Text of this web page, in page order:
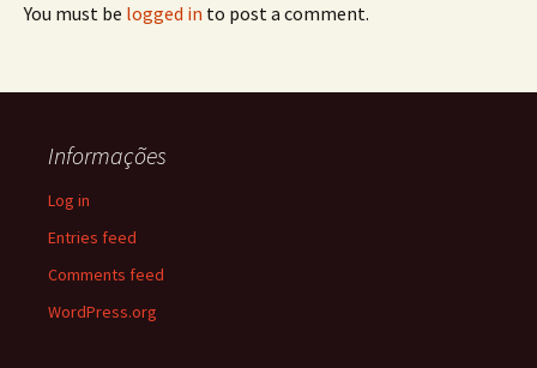
You must be logged in to post a comment.
Informações
Log in
Entries feed
Comments feed
WordPress.org